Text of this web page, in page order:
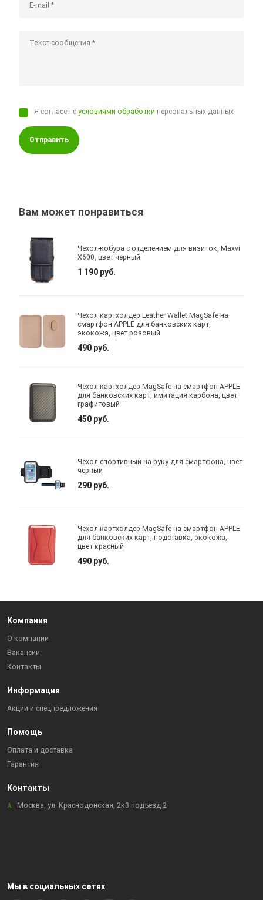
Я согласен сусловиями обработки персональных данных
Отправить
Вам может понравиться
Чехол-кобура с отделением для визиток, Maxvi
X600, цвет черный
1 190 руб.
Чехол картхолдер Leather Wallet MagSafe на
смартфон APPLE для банковских карт,
экокожа, цвет розовый
490 руб.
Чехол картхолдер MagSafe на смартфон APPLE
для банковских карт, имитация карбона, цвет
графитовый
450 руб.
Чехол спортивный на руку для смартфона, цвет
черный
290 руб.
Чехол картхолдер MagSafe на смартфон APPLE
для банковских карт, подставка, экокожа,
цвет красный
490 руб.
Компания
О компании
Вакансии
Контакты
Информация
Акции и спецпредложения
Помощь
Оплата и доставка
Гарантия
Контакты
Москва, ул. Краснодонская, 2к3 подъезд 2
Мы в социальных сетях